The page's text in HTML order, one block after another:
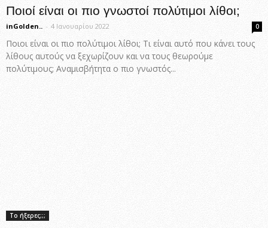
Ποιοί είναι οι πιο γνωστοί πολύτιμοι λίθοι;
inGolden.. - 4 Ιανουαρίου 2022 0
Ποιοι είναι οι πιο πολύτιμοι λίθοι; Τι είναι αυτό που κάνει τους
λίθους αυτούς να ξεχωρίζουν και να τους θεωρούμε
πολύτιμους; Αναμισβήτητα ο πιο γνωστός...
Το ήξερες;;;